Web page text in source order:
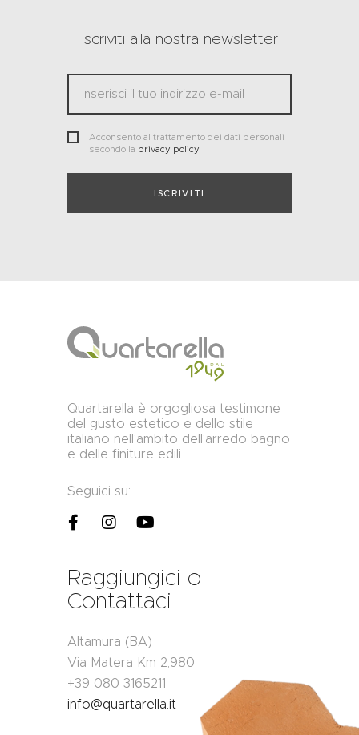
Iscriviti alla nostra newsletter
Acconsento al trattamento dei dati personali
secondo la privacy policy
Quartarella è orgogliosa testimone
del gusto estetico e dello stile
italiano nell’ambito dell’arredo bagno
e delle finiture edili.
Seguici su:
Raggiungici o
Contattaci
Altamura (BA)
Via Matera Km 2,980
+39 080 3165211
info@quartarella.it